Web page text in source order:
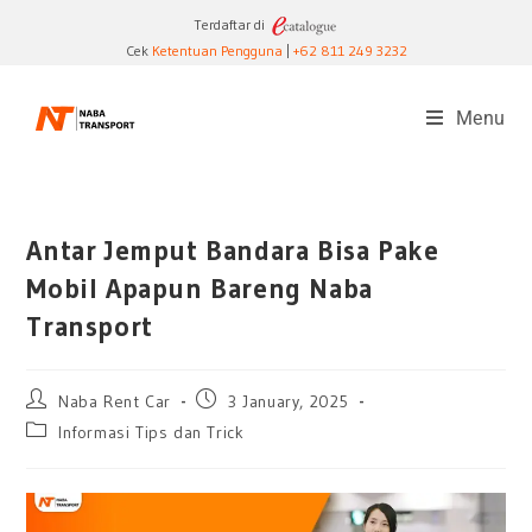
Terdaftar di
CekKetentuan Pengguna +62 811 249 3232
Menu
Antar Jemput Bandara Bisa Pake
Mobil Apapun Bareng Naba
Transport
Naba Rent Car
3 January, 2025
Informasi Tips dan Trick